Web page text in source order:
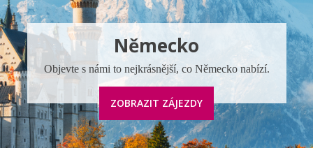
Německo
Objevte s námi to nejkrásnější, co Německo nabízí.
ZOBRAZIT ZÁJEZDY